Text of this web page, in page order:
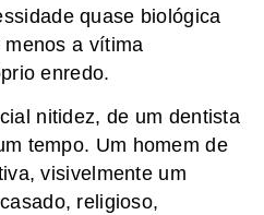
quase biológica
a vítima
enredo.
nitidez, de um dentista
tempo. Um homem de
visivelmente um
religioso,